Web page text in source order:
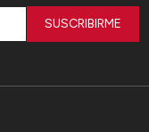
SUSCRIBIRME